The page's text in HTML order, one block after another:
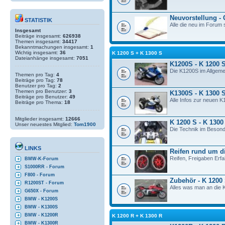
STATISTIK
Insgesamt
Beiträge insgesamt: 626938
Themen insgesamt: 34417
Bekanntmachungen insgesamt: 1
Wichtig insgesamt: 36
Dateianhänge insgesamt: 7051
Themen pro Tag: 4
Beiträge pro Tag: 78
Benutzer pro Tag: 2
Themen pro Benutzer: 3
Beiträge pro Benutzer: 49
Beiträge pro Thema: 18
Mitglieder insgesamt: 12666
Unser neuestes Mitglied: Tom1900
LINKS
BMW-K-Forum
S1000RR - Forum
F800 - Forum
R1200ST - Forum
G650X - Forum
BMW - K1200S
BMW - K1300S
BMW - K1200R
BMW - K1300R
Neuvorstellung -
Alle die neu im Forum
K 1200 S + K 1300 S
K1200S - K 1200
Die K1200S im
K1300S - K 1300
Alle Infos zur neuen
K 1200 S - K
Die Technik im
Reifen rund um
Reifen, Freigaben
Zubehör - K 1200
Alles was man an die
K 1200 R + K 1300 R